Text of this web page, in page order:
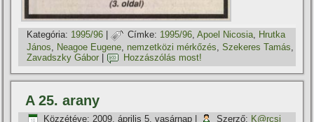
Kategória: 1995/96 | Címke: 1995/96,Apoel Nicosia, Hrutka
János, Neagoe Eugene, nemzetközi mérkőzés,Szekeres Tamás,
Zavadszky Gábor
Hozzászólás most!
A 25. arany
Közzétéve: 2009. április 5. vasárnap Szerző: K@rcsi